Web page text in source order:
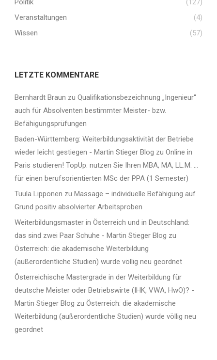
Politik
(127)
Veranstaltungen
(4)
Wissen
(57)
LETZTE KOMMENTARE
Bernhardt Braun zu Qualifikationsbezeichnung „Ingenieur“
auch für Absolventen bestimmter Meister- bzw.
Befähigungsprüfungen
Baden-Württemberg: Weiterbildungsaktivität der Betriebe
wieder leicht gestiegen - Martin Stieger Blog zu Online in
Paris studieren! TopUp: nutzen Sie Ihren MBA, MA, LL.M. …
für einen berufsorientierten MSc der PPA (1 Semester)
Tuula Lipponen zu Massage – individuelle Befähigung auf
Grund positiv absolvierter Arbeitsproben
Weiterbildungsmaster in Österreich und in Deutschland:
das sind zwei Paar Schuhe - Martin Stieger Blog zu
Österreich: die akademische Weiterbildung
(außerordentliche Studien) wurde völlig neu geordnet
Österreichische Mastergrade in der Weiterbildung für
deutsche Meister oder Betriebswirte (IHK, VWA, HwO)? -
Martin Stieger Blog zu Österreich: die akademische
Weiterbildung (außerordentliche Studien) wurde völlig neu
geordnet